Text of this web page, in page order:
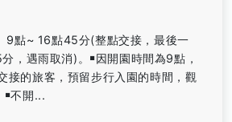
9點~ 16點45分(整點交接，最後一
，遇雨取消)。￭因開園時間為9點，
接的旅客，預留步行入園的時間，觀
￭不開...